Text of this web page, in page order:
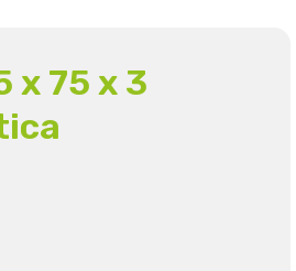
x 75 x 3